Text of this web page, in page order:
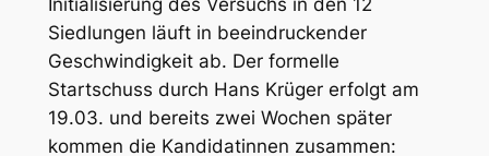
Initialisierung des Versuchs in den 12
Siedlungen läuft in beeindruckender
Geschwindigkeit ab. Der formelle
Startschuss durch Hans Krüger erfolgt am
19.03. und bereits zwei Wochen später
kommen die Kandidatinnen zusammen: